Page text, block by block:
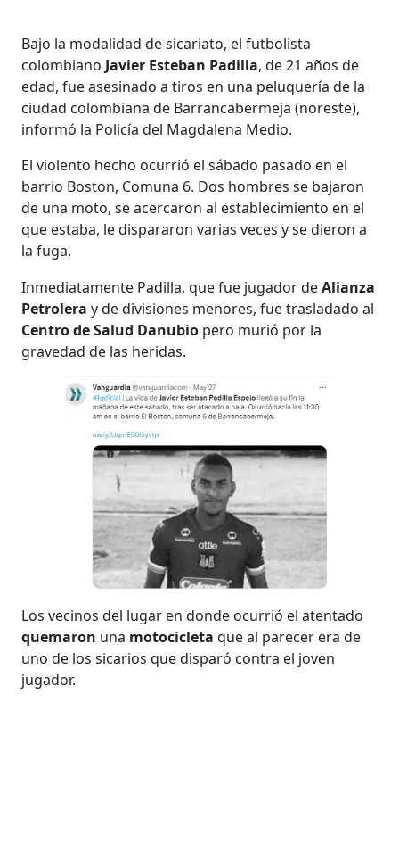
Bajo la modalidad de sicariato, el futbolista
colombiano Javier Esteban Padilla, de 21 años de
edad, fue asesinado a tiros en una peluquería de la
ciudad colombiana de Barrancabermeja (noreste),
informó la Policía del Magdalena Medio.
El violento hecho ocurrió el sábado pasado en el
barrio Boston, Comuna 6. Dos hombres se bajaron
de una moto, se acercaron al establecimiento en el
que estaba, le dispararon varias veces y se dieron a
la fuga.
Inmediatamente Padilla, que fue jugador deAlianza
Petrolera y de divisiones menores, fue trasladado al
Centro de Salud Danubio pero murió por la
gravedad de las heridas.
Los vecinos del lugar en donde ocurrió el atentado
quemaron una motocicleta que al parecer era de
uno de los sicarios que disparó contra el joven
jugador.